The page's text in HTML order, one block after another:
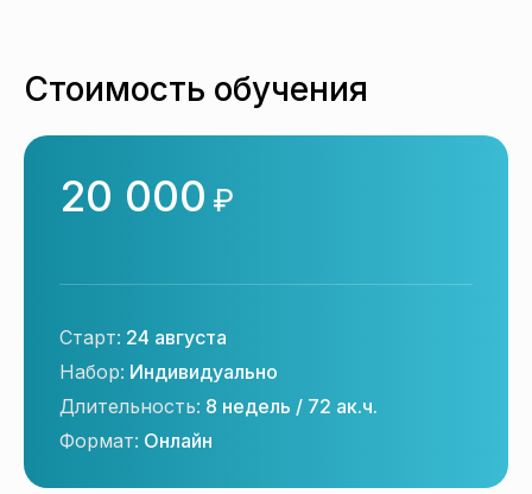
Стоимость обучения
20 000 ₽
Старт: 24 августа
Набор: Индивидуально
Длительность: 8 недель / 72 ак.ч.
Формат: Онлайн